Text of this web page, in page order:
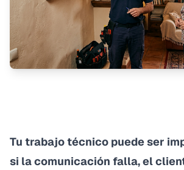
Tu trabajo técnico puede ser
si la comunicación falla, el